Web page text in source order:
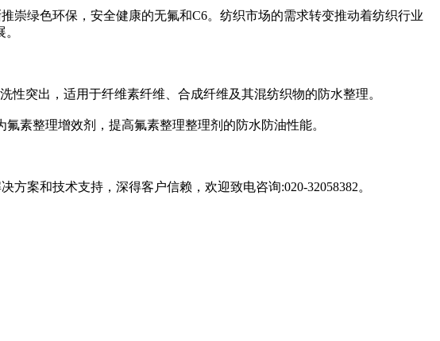
崇绿色环保，安全健康的无氟和C6。纺织市场的需求转变推动着纺织行业
性突出，适用于纤维素纤维、合成纤维及其混纺织物的防水整理。
氟素整理增效剂，提高氟素整理整理剂的防水防油性能。
案和技术支持，深得客户信赖，欢迎致电咨询:020-32058382。